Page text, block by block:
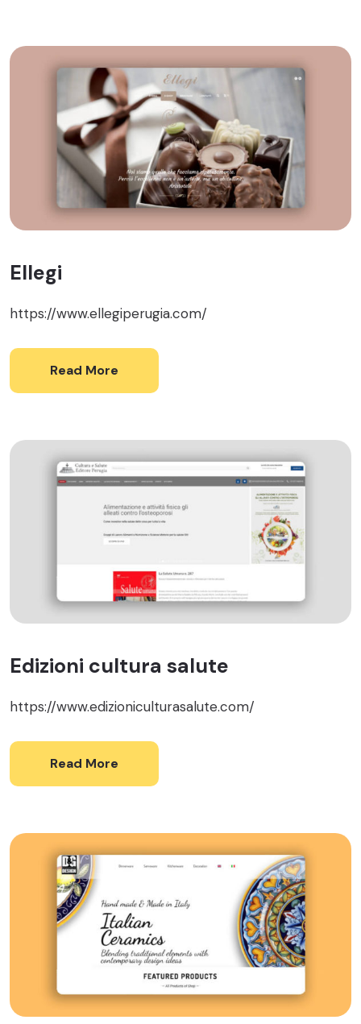
Ellegi
https://www.ellegiperugia.com/
Read More
Edizioni cultura salute
https://www.edizioniculturasalute.com/
Read More